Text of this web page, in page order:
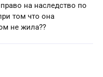
на наследство по
том что она
не жила??